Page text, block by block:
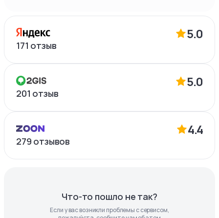
5.0
171 отзыв
5.0
201 отзыв
4.4
279 отзывов
Что-то пошло не так?
Если у вас возникли проблемы с сервисом,